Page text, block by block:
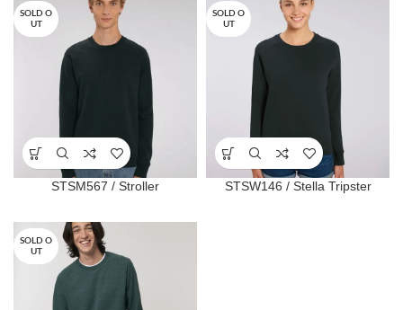
SOLD O
UT
STSM567 / Stroller
SOLD O
UT
STSW146 / Stella Tripster
SOLD O
UT